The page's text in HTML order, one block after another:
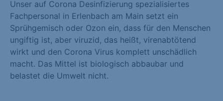
Unser auf Corona Desinfizierung spezialisiertes
Fachpersonal in Erlenbach am Main setzt ein
Sprühgemisch oder Ozon ein, dass für den Menschen
ungiftig ist, aber viruzid, das heißt, virenabtötend
wirkt und den Corona Virus komplett unschädlich
macht. Das Mittel ist biologisch abbaubar und
belastet die Umwelt nicht.